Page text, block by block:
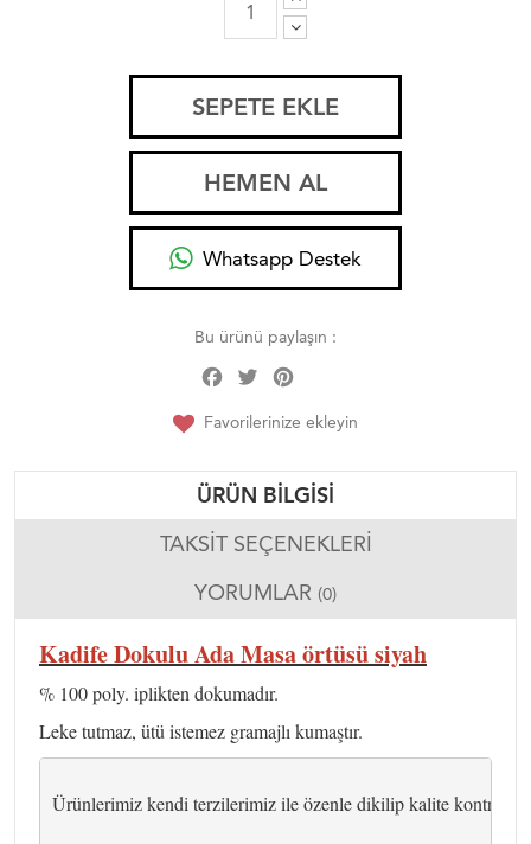
SEPETE EKLE
HEMEN AL
Whatsapp Destek
Bu ürünü paylaşın :
Facebook
Twitter
Favorilerinize ekleyin
ÜRÜN BILGISI
TAKSIT SEÇENEKLERI
YORUMLAR (0)
Kadife Dokulu Ada Masa örtüsü siyah
% 100 poly. iplikten dokumadır.
Leke tutmaz, ütü istemez gramajlı kumaştır.
Ürünlerimiz kendi terzilerimiz ile özenle dikilip kalite kontrolü